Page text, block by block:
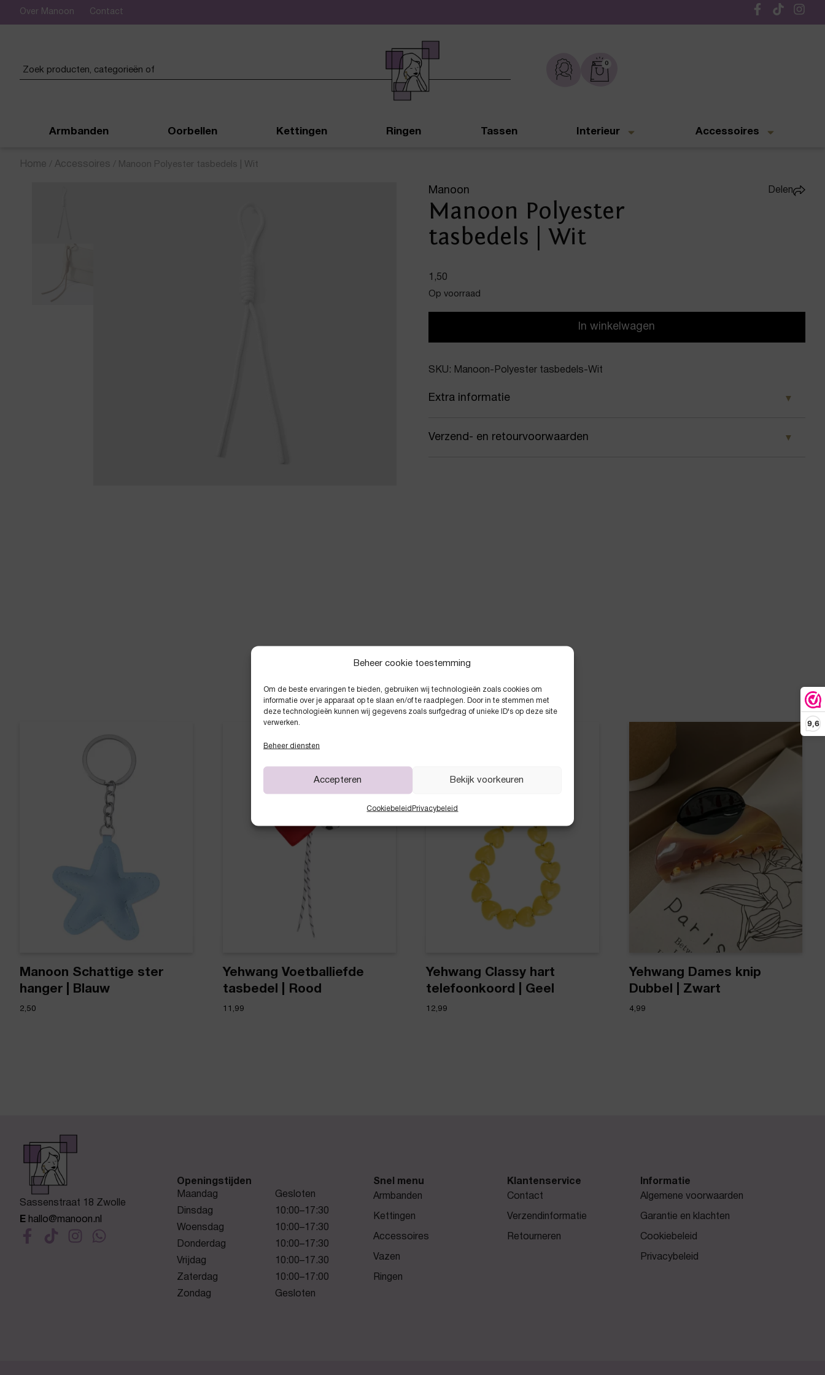
9,6
Beheer cookie toestemming
Om de beste ervaringen te bieden, gebruiken wij technologieën zoals cookies om
informatie over je apparaat op te slaan en/of te raadplegen. Door in te stemmen met
deze technologieën kunnen wij gegevens zoals surfgedrag of unieke ID's op deze site
verwerken.
Beheer diensten
Accepteren Bekijk voorkeuren
Cookiebeleid Privacybeleid
Over Manoon Contact
De leukste sieraden online en in de winkel Gratis verzending vanaf € 50,-
0
Armbanden Oorbellen Kettingen Ringen Tassen Interieur Accessoires
Home / Accessoires / Manoon Polyester tasbedels | Wit
Manoon
Manoon Polyester
tasbedels | Wit
Delen
1,50
Op voorraad
In winkelwagen
SKU: Manoon-Polyester tasbedels-Wit
Extra informatie
Kleur Wit
Verzend- en retourvoorwaarden
Anderen kochten ook
Manoon Schattige ster
hanger | Blauw
2,50
Yehwang Voetballiefde
tasbedel | Rood
11,99
Yehwang Classy hart
telefoonkoord | Geel
12,99
Yehwang Dames knip
Dubbel | Zwart
4,99
Sassenstraat 18 Zwolle
E hallo@manoon.nl
Openingstijden
Maandag
Gesloten
Dinsdag
10:00–17:30
Woensdag
10:00–17:30
Donderdag
10:00–17:30
Vrijdag
10:00–17.30
Zaterdag
10:00–17:00
Zondag
Gesloten
Snel menu
Armbanden
Kettingen
Accessoires
Vazen
Ringen
Klantenservice
Contact
Verzendinformatie
Retourneren
Informatie
Algemene voorwaarden
Garantie en klachten
Cookiebeleid
Privacybeleid